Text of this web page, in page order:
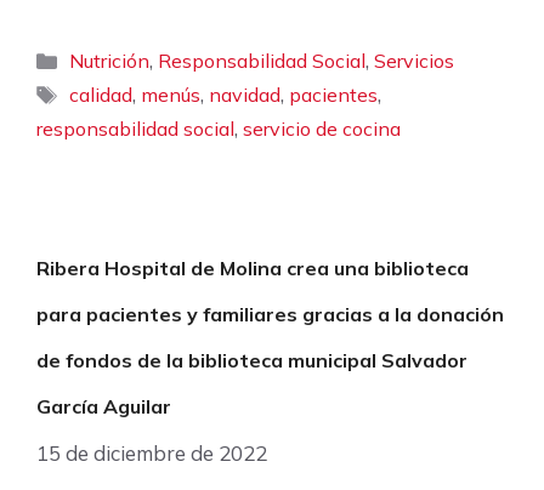
Categorías
Nutrición, Responsabilidad Social,Servicios
Etiquetas
calidad, menús, navidad, pacientes,
responsabilidad social, servicio de cocina
Ribera Hospital de Molina crea una biblioteca
para pacientes y familiares gracias a la donación
de fondos de la biblioteca municipal Salvador
García Aguilar
15 de diciembre de 2022